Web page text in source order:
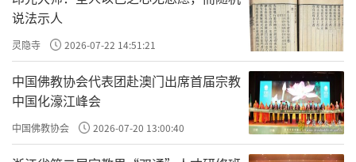
说法示人
灵隐寺 2026-07-22 14:51:21
中国佛教协会代表团赴澳门出席首届宗教
中国化濠江峰会
中国佛教协会 2026-07-20 13:00:40